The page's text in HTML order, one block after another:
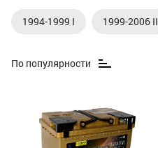
1994-1999 I 1999-2006 II
По популярности